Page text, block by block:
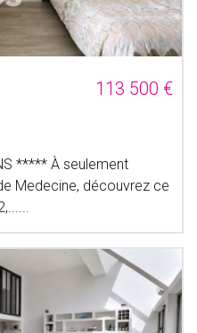
113 500 €
***** À seulement
Medecine, découvrez ce